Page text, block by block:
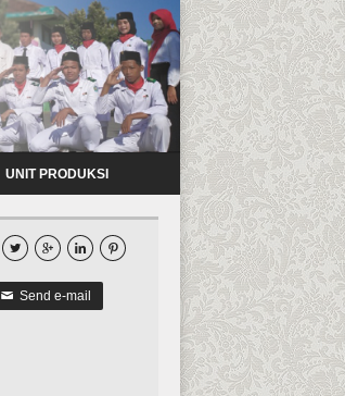
UNIT PRODUKSI
   
✉ Send e-mail